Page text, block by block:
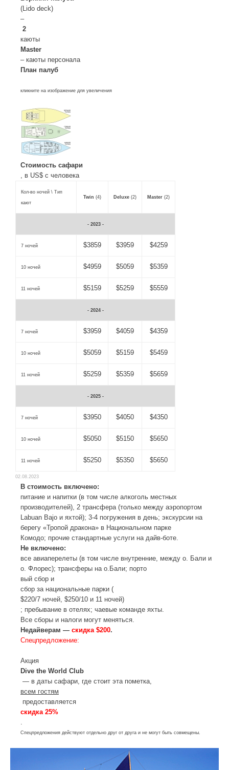
(Lido deck)
–
2
каюты
Master
– каюты персонала
План палуб
кликните на изображение для увеличения
Cтоимость сафари
, в US$ с человека
Кол-во ночей \ Тип
кают
Twin (4) Deluxe (2) Master (2)
- 2023 -
7 ночей $3859 $3959 $4259
10 ночей $4959 $5059 $5359
11 ночей $5159 $5259 $5559
- 2024 -
7 ночей $3959 $4059 $4359
10 ночей $5059 $5159 $5459
11 ночей $5259 $5359 $5659
- 2025 -
7 ночей $3950 $4050 $4350
10 ночей $5050 $5150 $5650
11 ночей $5250 $5350 $5650
02.08.2023
В стоимость включено:
питание и напитки (в том числе алкоголь местных
производителей), 2 трансфера (только между аэропортом
Labuan Bajo и яхтой); 3-4 погружения в день; экскурсии на
берегу «Тропой дракона» в Национальном парке
Комодо; прочие стандартные услуги на дайв-боте.
Не включено:
все авиаперелеты (в том числе внутренние, между о. Бали и
о. Флорес); трансферы на о.Бали; порто
вый сбор и
сбор за национальные парки (
$220/7 ночей, $250/10 и 11 ночей)
; пребывание в отелях; чаевые команде яхты.
Все сборы и налоги могут меняться.
Недайверам — скидка $200.
Спецпредложение:
Акция
Dive the World Club
— в даты сафари, где стоит эта пометка,
всем гостям
предоставляется
скидка 25%
.
Спецпредложения действуют отдельно друг от друга и не могут быть совмещены.